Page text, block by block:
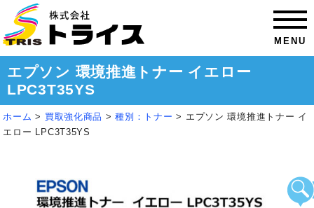
MENU
エプソン 環境推進トナー イエロー
LPC3T35YS
ホーム > 買取強化商品 >種別：トナー > エプソン 環境推進トナー イ
エロー LPC3T35YS